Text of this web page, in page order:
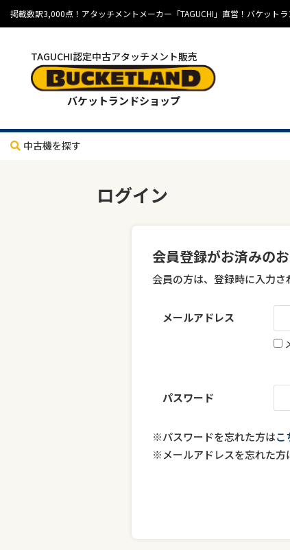
掲載数訳3,000点！アタッチメントメーカー「TAGUCHI」直営！バケット
TAGUCHI認定中古アタッチメント販売
バケットランドショップ
中古機を探す
ログイン
会員登録がお済みの
会員の方は、登録時に入力さ
メールアドレス
パスワード
※パスワードを忘れた方はこ
※メールアドレスを忘れた方